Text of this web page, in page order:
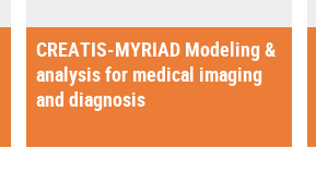
CREATIS-MYRIAD Modeling &
analysis for medical imaging
and diagnosis